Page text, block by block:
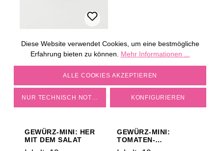
GEWÜRZ-MINI: CAFÉ
DE PARIS DIP MIT
Inhalt:10 g
(150,00 €* / 1 kg)
GEWÜRZ-MINI: HER
MIT DEM SALAT
GEWÜRZ-MINI:
TOMATEN-
MOZZARELLASALZ
Diese Website verwendet Cookies, um eine bestmögliche
Erfahrung bieten zu können. Mehr Informationen ...
COOKIE-EINSTELLUNGEN
ALLE COOKIES AKZEPTIEREN
NUR TECHNISCH NOTWENDIGE KONFIGURIEREN